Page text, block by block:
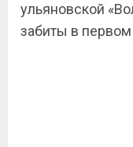
ульяновской
забиты в